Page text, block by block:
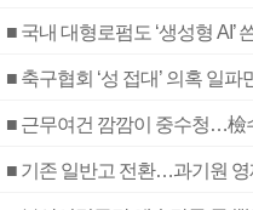
■ 국내 대형로펌도 ‘생성형 AI’
■ 근무여건 깜깜이 중수청…檢
■ 기존 일반고 전환…과기원 영